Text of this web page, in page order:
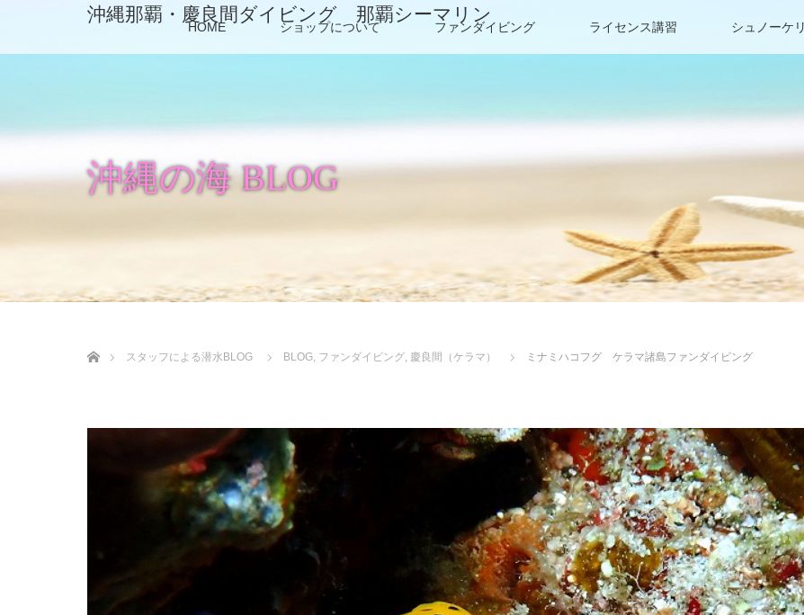
沖縄那覇・慶良間ダイビング 那覇シーマリン
HOME ショップについて ファンダイビング ライセンス講習 シュノーケ
沖縄の海 BLOG
スタッフによる潜水BLOG
BLOG, ファンダイビング, 慶良間（ケラマ） ミナミハコフグ ケラマ諸島ファンダイビング